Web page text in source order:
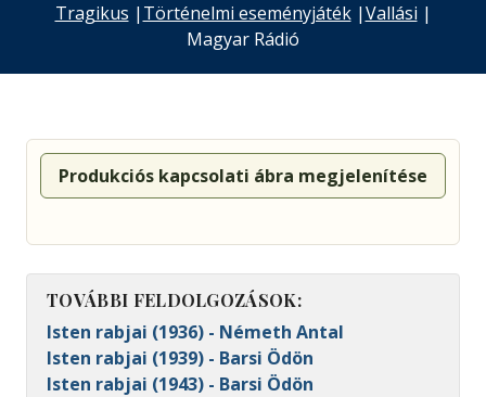
Tragikus | Történelmi eseményjáték|Vallási |
Magyar Rádió
Produkciós kapcsolati ábra megjelenítése
TOVÁBBI FELDOLGOZÁSOK:
Isten rabjai (1936) - Németh Antal
Isten rabjai (1939) - Barsi Ödön
Isten rabjai (1943) - Barsi Ödön